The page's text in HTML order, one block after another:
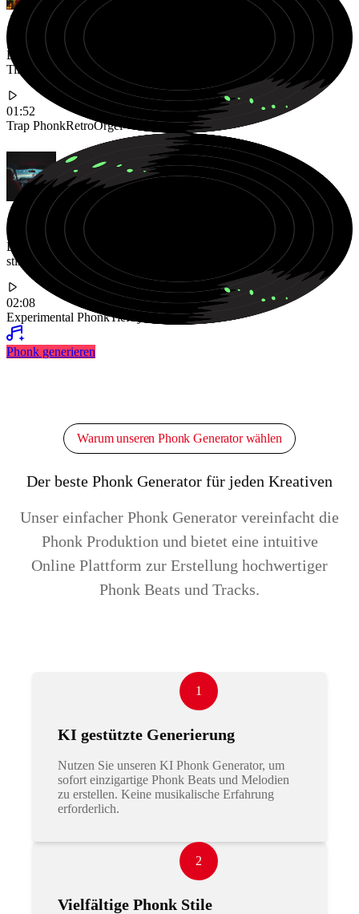
Ein eingängiger Trap Phonk Beat mit Retro Sounds für virale
TikTok Trends
01:52
Trap PhonkRetroOrgel
Ein emotionaler Phonk Track mit verträumten Synth Pads für
stimmungsvolle Hintergrundmusik
02:08
Experimental PhonkTief Synth Pad
Phonk generieren
Warum unseren Phonk Generator wählen
Der beste Phonk Generator für jeden Kreativen
Unser einfacher Phonk Generator vereinfacht die
Phonk Produktion und bietet eine intuitive
Online Plattform zur Erstellung hochwertiger
Phonk Beats und Tracks.
1
KI gestützte Generierung
Nutzen Sie unseren KI Phonk Generator, um
sofort einzigartige Phonk Beats und Melodien
zu erstellen. Keine musikalische Erfahrung
erforderlich.
2
Vielfältige Phonk Stile